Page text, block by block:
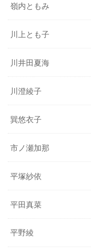
嶺内ともみ
川上とも子
川井田夏海
川澄綾子
巽悠衣子
市ノ瀬加那
平塚紗依
平田真菜
平野綾